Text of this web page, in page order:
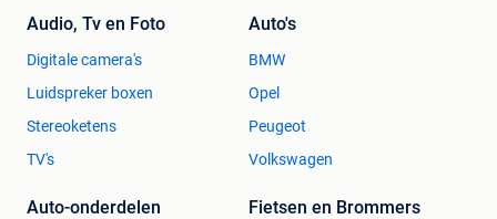
Audio, Tv en Foto
Digitale camera's
Luidspreker boxen
Stereoketens
TV's
Auto's
BMW
Opel
Peugeot
Volkswagen
Auto-onderdelen Fietsen en Brommers